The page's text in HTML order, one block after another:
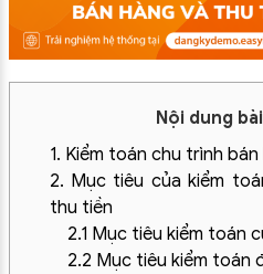
Nội dung
1. Kiểm toán chu trình
2. Mục tiêu của kiểm
thu tiền
2.1 Mục tiêu kiểm toán
2.2 Mục tiêu kiểm toán